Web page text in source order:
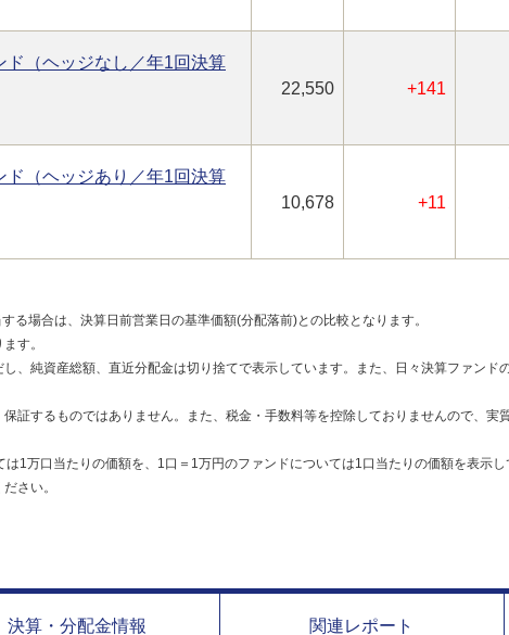
ド（ヘッジなし／年1回決算
22,550 +141
ド（ヘッジあり／年1回決算
10,678 +11
場合は、決算日前営業日の基準価額(分配落前)との比較となります。
す。
、純資産総額、直近分配金は切り捨てで表示しています。また、日々決算ファンド
証するものではありません。また、税金・手数料等を控除しておりませんので、実
1万口当たりの価額を、1口＝1万円のファンドについては1口当たりの価額を表示
さい。
決算・分配金情報 関連レポート